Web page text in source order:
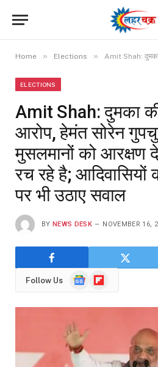
Home » Elections » Amit Shah: दुमका की रैली में शाह का आरोप, हेमंत सोरेन
ELECTIONS
Amit Shah: दुमका
आरोप, हेमंत सोरेन
मुसलमानों को आरक्षण
रच रहे है; आदिवासियों
पर भी उठाए सवाल
BY NEWS DESK NOVEMBER 16,
Follow Us
GoogleFlipboard